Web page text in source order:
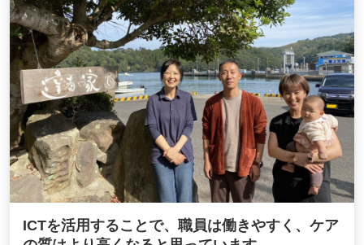
ICTを活用することで、職員は働きやすく、ケア